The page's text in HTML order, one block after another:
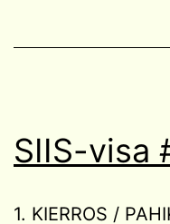
SIIS-visa
1. KIERROS /